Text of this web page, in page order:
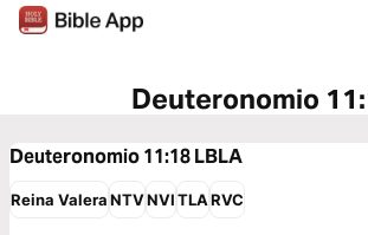
Deuteronomio
Deuteronomio 11:18LBLA
Reina ValeraNTVNVITLARVC